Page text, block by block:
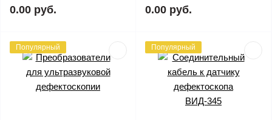
0.00 руб. 0.00 руб.
Популярный Популярный